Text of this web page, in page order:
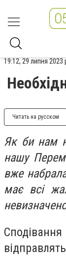
19:12, 29 липня 2023
Читать на русском
Як би нам
нашу
вже
має всі